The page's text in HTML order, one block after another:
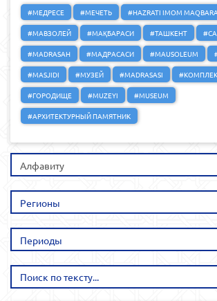
#МЕДРЕСЕ #МЕЧЕТЬ
#HAZRATI IMOM
#МАВЗОЛЕЙ
#МАҚБАРАСИ #ТАШКЕНТ
#MADRASAH
#МАДРАСАСИ #MAUSOLEUM
#MASJIDI
#МУЗЕЙ #MADRASASI
#ГОРОДИЩЕ
#MUZEYI
#MUSEUM
#АРХИТЕКТУРНЫЙ ПАМЯТНИК
Алфавиту
Регионы
Периоды